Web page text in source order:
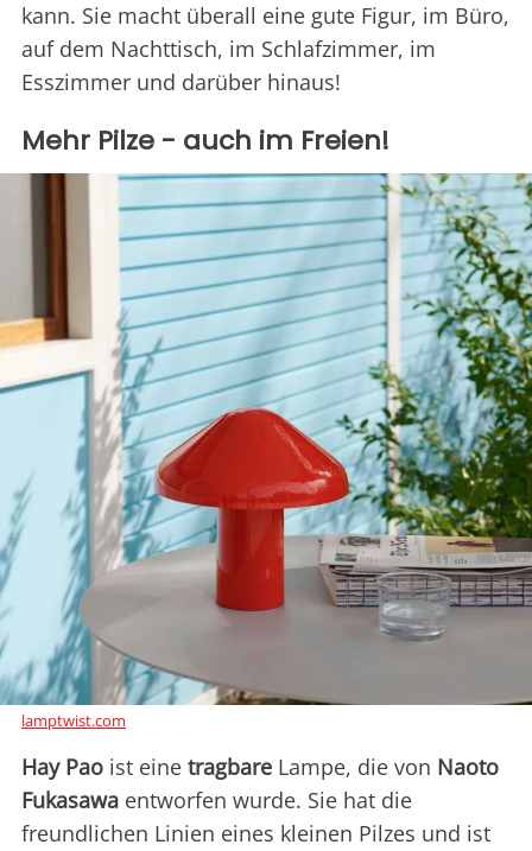
kann. Sie macht überall eine gute Figur, im Büro,
auf dem Nachttisch, im Schlafzimmer, im
Esszimmer und darüber hinaus!
Mehr Pilze - auch im Freien!
lamptwist.com
Hay Pao ist eine tragbare Lampe, die von Naoto
Fukasawa entworfen wurde. Sie hat die
freundlichen Linien eines kleinen Pilzes und ist